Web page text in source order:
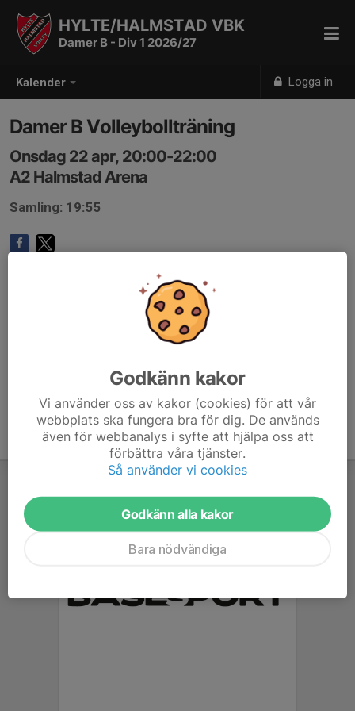
Kalender Logga in
HYLTE/HALMSTAD VBK
Damer B - Div 1 2026/27
Damer B Volleybollträning
Onsdag 22 apr, 20:00-22:00
A2 Halmstad Arena
Samling: 19:55
Godkänn kakor
Vi använder oss av kakor (cookies) för att vår
webbplats ska fungera bra för dig. De används
även för webbanalys i syfte att hjälpa oss att
förbättra våra tjänster.
Så använder vi cookies
Godkänn alla kakor
Bara nödvändiga